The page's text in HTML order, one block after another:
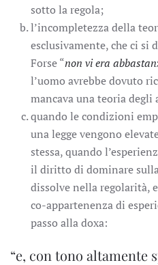
sotto la regola;
l’incompletezza della
esclusivamente, che ci si
Forse “non vi era
l’uomo avrebbe dovuto
mancava una teoria
quando le condizioni
una legge vengono
stessa, quando
il diritto di dominare
dissolve nella regolarità,
co-appartenenza di
passo alla doxa:
“e, con tono altamente